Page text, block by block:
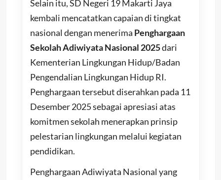
Selain itu, SD Negeri 19 Makarti Jaya
kembali mencatatkan capaian di tingkat
nasional dengan menerima Penghargaan
Sekolah Adiwiyata Nasional 2025dari
Kementerian Lingkungan Hidup/Badan
Pengendalian Lingkungan Hidup RI.
Penghargaan tersebut diserahkan pada 11
Desember 2025 sebagai apresiasi atas
komitmen sekolah menerapkan prinsip
pelestarian lingkungan melalui kegiatan
pendidikan.
Penghargaan Adiwiyata Nasional yang